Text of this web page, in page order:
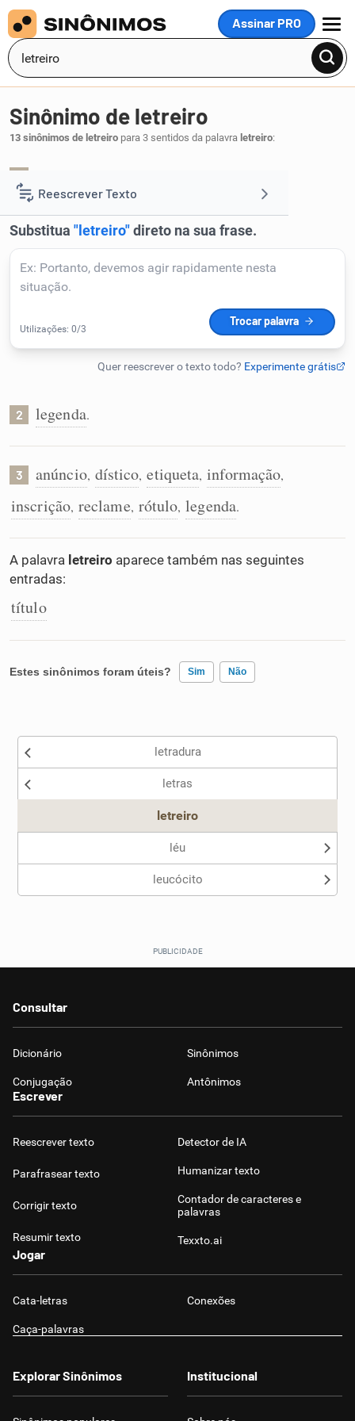
Assinar PRO
MENU
Reescrever Texto
Resumir Texto
Corrigir Texto
Detector de IA
Humanizador de IA
Conexões
Caça-palavras
Dicionário
Sinônimo de letreiro
13 sinônimos de letreiro para 3 sentidos da palavra letreiro:
2 legenda.
3 anúncio, dístico, etiqueta, informação,
inscrição, reclame, rótulo, legenda.
A palavra letreiro aparece também nas seguintes
entradas:
título
Estes sinônimos foram úteis? Sim Não
Nenhum dos sinônimos apresentados me ajudou
letradura
letras
letreiro
léu
leucócito
Consultar
Dicionário Sinônimos
Conjugação Antônimos
Escrever
Reescrever texto
Parafrasear texto
Corrigir texto
Resumir texto
Detector de IA
Humanizar texto
Contador de caracteres e
palavras
Texxto.ai
Jogar
Cata-letras Conexões
Caça-palavras
Explorar Sinônimos Institucional